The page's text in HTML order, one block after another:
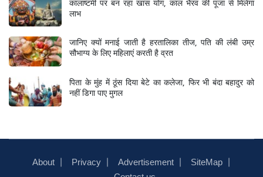
लाभ
जानिए क्यों मनाई जाती है हरतालिका तीज, पति की लंबी उम्र
सौभाग्य के लिए महिलाएं करती है व्रत
पिता के मुंह में ठूंस दिया बेटे का कलेजा, फिर भी बंदा बहादुर को
नहीं डिगा पाए मुगल
About Privacy Advertisement
SiteMap